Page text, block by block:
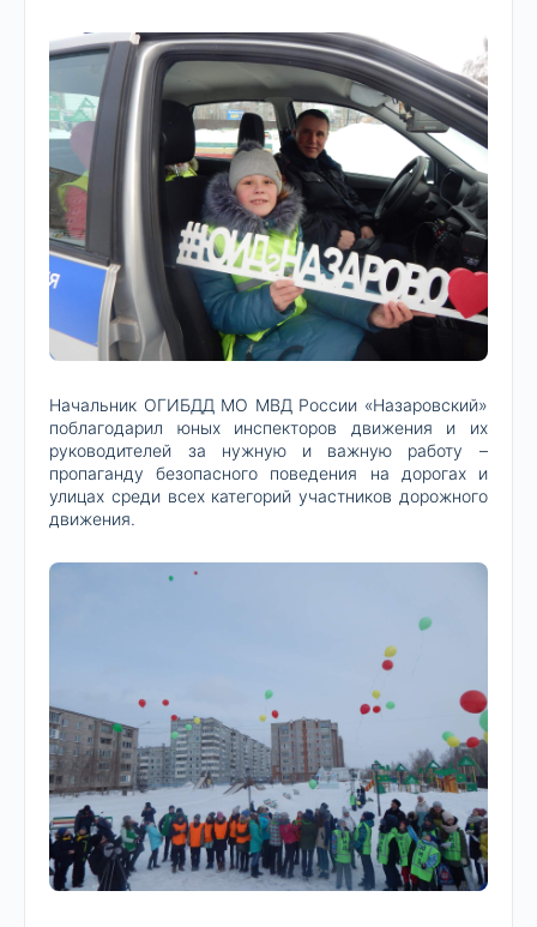
Начальник ОГИБДД МО МВД России «Назаровский»
поблагодарил юных инспекторов движения и их
руководителей за нужную и важную работу –
пропаганду безопасного поведения на дорогах и
улицах среди всех категорий участников дорожного
движения.